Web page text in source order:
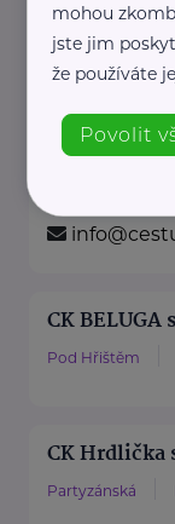
zážitků,
dětmi
Poradíme
https://
CK BELUGA
Pod Hřištěm
CK Hrdlička
Partyzánská
mohou
jste jim
že používáte
Povolit